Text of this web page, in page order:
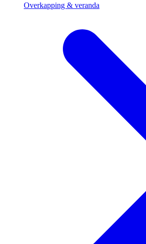
Overkapping & veranda